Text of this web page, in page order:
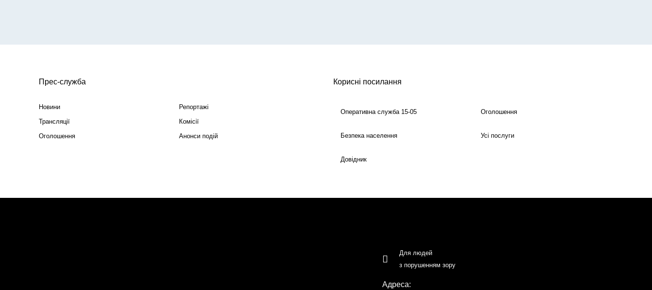
Прес-служба
Новини
Репортажі
Трансляції
Комісії
Оголошення
Анонси подій
Корисні посилання
Оперативна служба 15-05 Оголошення
Безпека населення Усі послуги
Довідник
Для людей
з порушенням зору
Адреса: